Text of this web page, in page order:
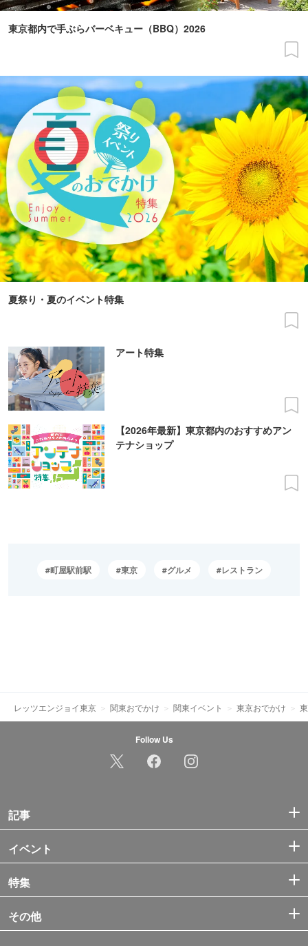
東京都内で手ぶらバーベキュー（BBQ）2026
夏祭り・夏のイベント特集
アート特集
【2026年最新】東京都内のおすすめアン
テナショップ
町屋駅前駅 東京 グルメ レストラン
レッツエンジョイ東京 関東おでかけ 関東イベント 東京おでかけ
Follow Us
記事
イベント
特集
その他